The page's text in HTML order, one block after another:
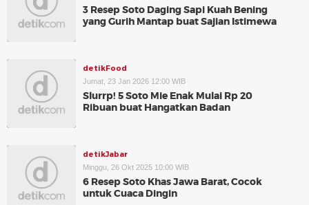
3 Resep Soto Daging Sapi Kuah Bening
yang Gurih Mantap buat Sajian Istimewa
detikFood
Jumat, 23 Jan 2026 12:00 WIB
Slurrp! 5 Soto Mie Enak Mulai Rp 20
Ribuan buat Hangatkan Badan
detikJabar
Minggu, 26 Okt 2025 10:00 WIB
6 Resep Soto Khas Jawa Barat, Cocok
untuk Cuaca Dingin